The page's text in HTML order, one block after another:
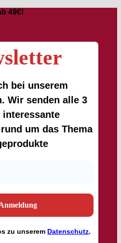
49€!
bei unserem
Wir senden alle 3
interessante
um das Thema
zu unserem Datenschutz.